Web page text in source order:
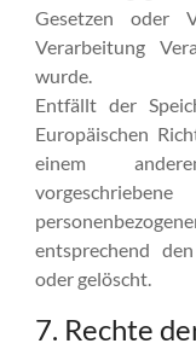
Gesetzen oder
Verarbeitung
wurde.
Entfällt der
Europäischen
einem
entsprechend
oder gelöscht.
7. Rechte